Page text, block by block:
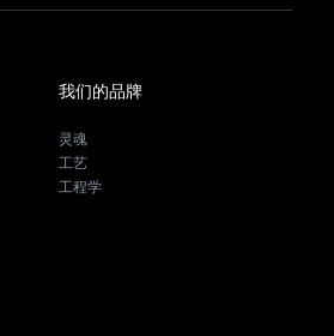
我们的品牌
灵魂
工艺
工程学